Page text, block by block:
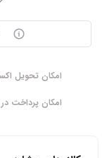
امکان تحویل
امکان پرداخت